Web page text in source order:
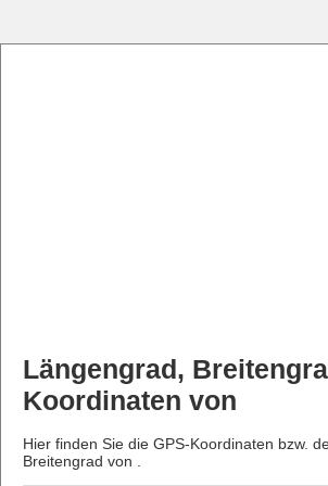
Längengrad,
Koordinaten von
Hier finden Sie die GPS-Koordinaten bzw.
Breitengrad von .